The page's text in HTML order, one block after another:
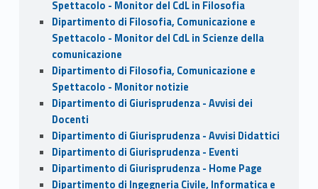
Spettacolo - Monitor del CdL in Filosofia
Dipartimento di Filosofia, Comunicazione e
Spettacolo - Monitor del CdL in Scienze della
comunicazione
Dipartimento di Filosofia, Comunicazione e
Spettacolo - Monitor notizie
Dipartimento di Giurisprudenza - Avvisi dei
Docenti
Dipartimento di Giurisprudenza - Avvisi Didattici
Dipartimento di Giurisprudenza - Eventi
Dipartimento di Giurisprudenza - Home Page
Dipartimento di Ingegneria Civile, Informatica e